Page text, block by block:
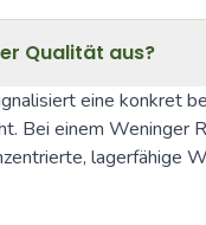
Qualität aus?
eine konkret
Bei einem Weninger
lagerfähige